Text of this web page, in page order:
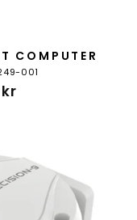
COMPUTER
001